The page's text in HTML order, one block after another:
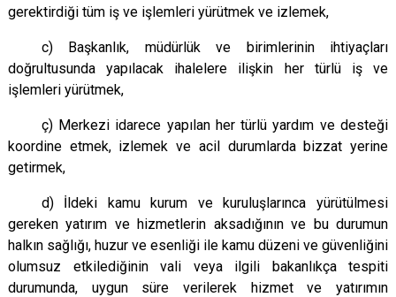
gerektirdiği tüm iş ve işlemleri yürütmek ve izlemek,
c) Başkanlık, müdürlük ve birimlerinin ihtiyaçları
doğrultusunda yapılacak ihalelere ilişkin her türlü iş ve
işlemleri yürütmek,
ç) Merkezi idarece yapılan her türlü yardım ve desteği
koordine etmek, izlemek ve acil durumlarda bizzat yerine
getirmek,
d) İldeki kamu kurum ve kuruluşlarınca yürütülmesi
gereken yatırım ve hizmetlerin aksadığının ve bu durumun
halkın sağlığı, huzur ve esenliği ile kamu düzeni ve güvenliğini
olumsuz etkilediğinin vali veya ilgili bakanlıkça tespiti
durumunda, uygun süre verilerek hizmet ve yatırımın